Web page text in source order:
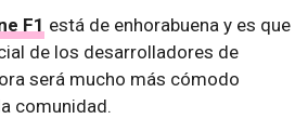
F1 está de enhorabuena y es que
de los desarrolladores de
será mucho más cómodo
comunidad.